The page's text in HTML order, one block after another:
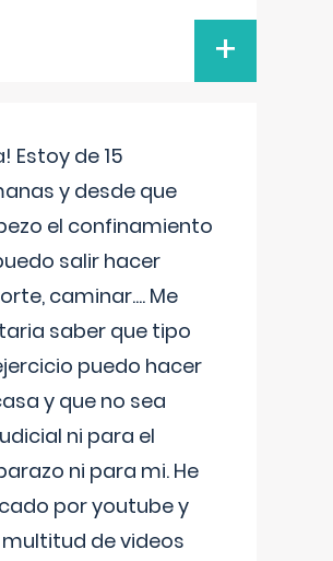
+
Estoy de 15
y desde que
el confinamiento
salir hacer
caminar.... Me
saber que tipo
puedo hacer
y que no sea
ni para el
ni para mi. He
por youtube y
de videos